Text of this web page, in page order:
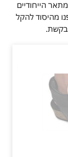
הייחודיים
מהיסוד להקל
בקשת.